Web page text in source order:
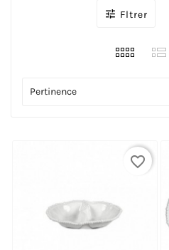
 Fltrer
Pertinence
favorite_border